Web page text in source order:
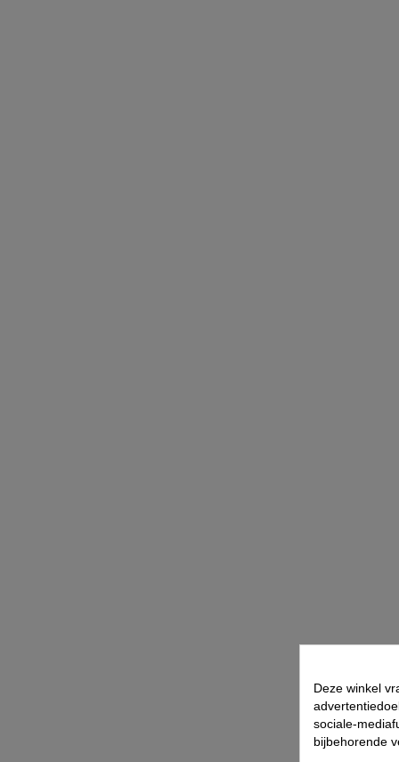
Deze winkel
sociale-
bijbehorende